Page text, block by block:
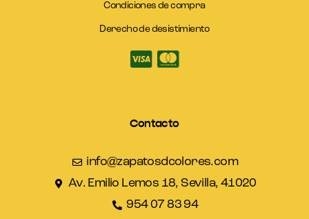
Condiciones de compra
Derecho de desistimiento
Contacto
info@zapatosdcolores.com
Av. Emilio Lemos 18, Sevilla, 41020
954 07 83 94